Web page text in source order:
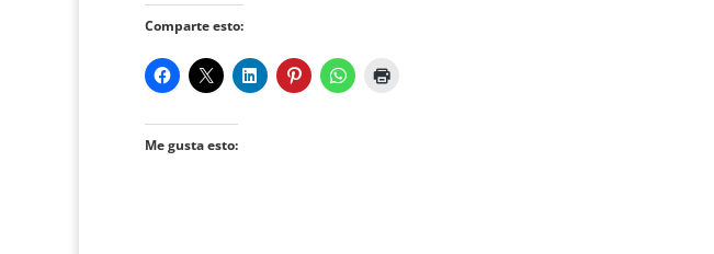
Comparte esto:
Me gusta esto: